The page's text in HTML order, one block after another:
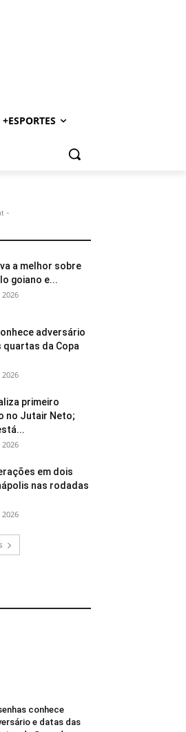
+ESPORTES
-
a melhor sobre
goiano e...
adversário
quartas da Copa
primeiro
no Jutair Neto;
em dois
nas rodadas
conhece
e datas das